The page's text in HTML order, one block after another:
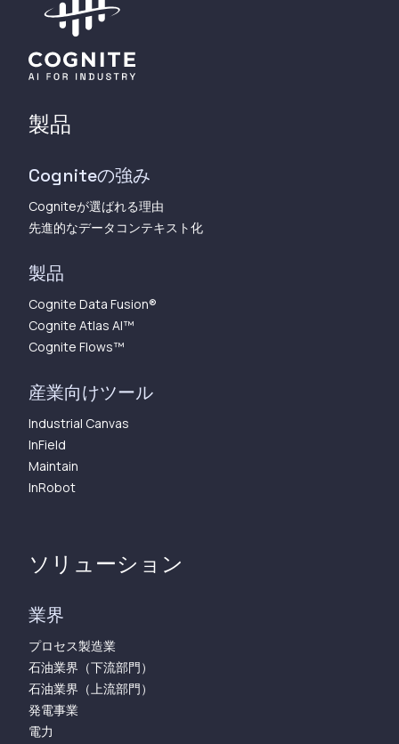
製品
Cogniteの強み
Cogniteが選ばれる理由
先進的なデータコンテキスト化
製品
Cognite Data Fusion®
Cognite Atlas AI™︎
Cognite Flows™︎
産業向けツール
Industrial Canvas
InField
Maintain
InRobot
ソリューション
業界
プロセス製造業
石油業界（下流部門）
石油業界（上流部門）
発電事業
電力